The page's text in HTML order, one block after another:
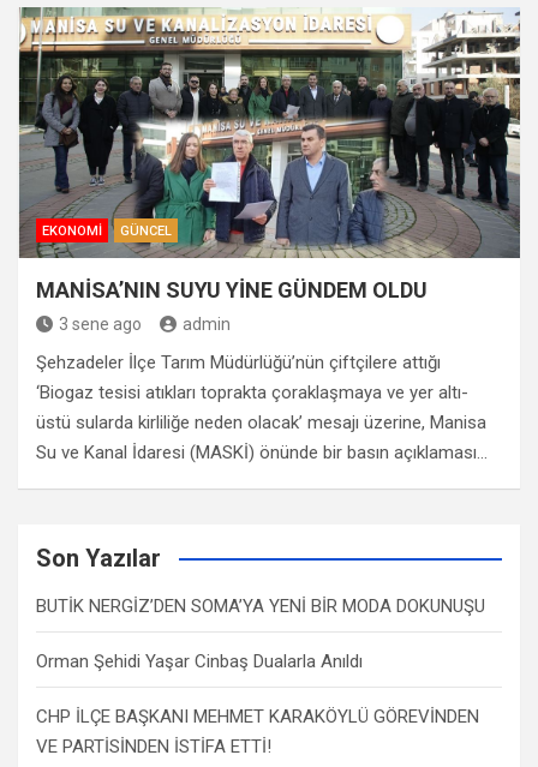
EKONOMI GÜNCEL
MANİSA’NIN SUYU YİNE GÜNDEM OLDU
3 sene ago admin
Şehzadeler İlçe Tarım Müdürlüğü’nün çiftçilere attığı
‘Biogaz tesisi atıkları toprakta çoraklaşmaya ve yer altı-
üstü sularda kirliliğe neden olacak’ mesajı üzerine, Manisa
Su ve Kanal İdaresi (MASKİ) önünde bir basın açıklaması…
Son Yazılar
BUTİK NERGİZ’DEN SOMA’YA YENİ BİR MODA DOKUNUŞU
Orman Şehidi Yaşar Cinbaş Dualarla Anıldı
CHP İLÇE BAŞKANI MEHMET KARAKÖYLÜ GÖREVİNDEN
VE PARTİSİNDEN İSTİFA ETTİ!